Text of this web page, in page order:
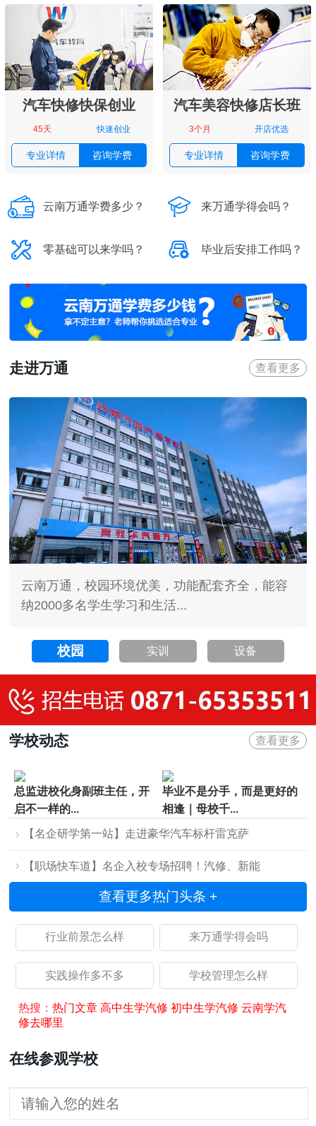
汽车快修快保创业
45天 快速创业
专业详情 咨询学费
汽车美容快修店长班
3个月 开店优选
专业详情 咨询学费
 云南万通学费多少？  来万通学得会吗？
 零基础可以来学吗？  毕业后安排工作吗？
走进万通 查看更多
云南万通，校园环境优美，功能配套齐全，能容
纳2000多名学生学习和生活...
校园 实训 设备
学校动态 查看更多
总监进校化身副班主任，开
启不一样的...
毕业不是分手，而是更好的
相逢｜母校千...
【名企研学第一站】走进豪华汽车标杆雷克萨
【职场快车道】名企入校专场招聘！汽修、新能
查看更多热门头条 +
行业前景怎么样 来万通学得会吗
实践操作多不多 学校管理怎么样
热搜：热门文章 高中生学汽修 初中生学汽修 云南学汽
修去哪里
在线参观学校